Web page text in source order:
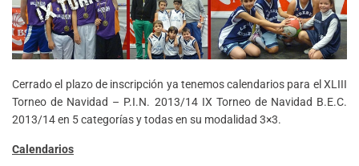
Cerrado el plazo de inscripción ya tenemos calendarios para el XLIII
Torneo de Navidad – P.I.N. 2013/14 IX Torneo de Navidad B.E.C.
2013/14 en 5 categorías y todas en su modalidad 3×3.
Calendarios